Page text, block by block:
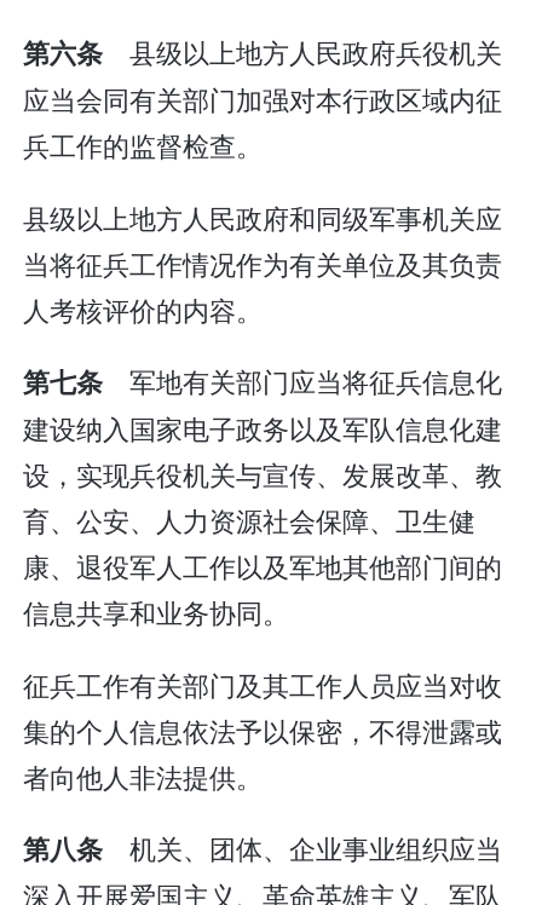
第六条 县级以上地方人民政府兵役机关
应当会同有关部门加强对本行政区域内征
兵工作的监督检查。
县级以上地方人民政府和同级军事机关应
当将征兵工作情况作为有关单位及其负责
人考核评价的内容。
第七条 军地有关部门应当将征兵信息化
建设纳入国家电子政务以及军队信息化建
设，实现兵役机关与宣传、发展改革、教
育、公安、人力资源社会保障、卫生健
康、退役军人工作以及军地其他部门间的
信息共享和业务协同。
征兵工作有关部门及其工作人员应当对收
集的个人信息依法予以保密，不得泄露或
者向他人非法提供。
第八条 机关、团体、企业事业组织应当
深入开展爱国主义、革命英雄主义、军队